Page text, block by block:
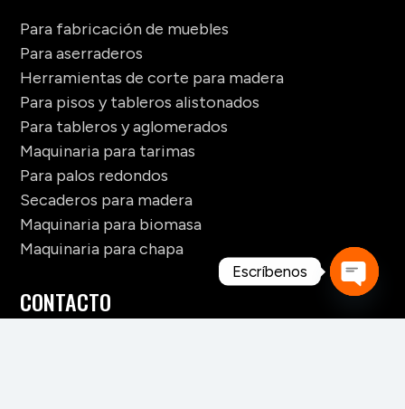
Para fabricación de muebles
Para aserraderos
Herramientas de corte para madera
Para pisos y tableros alistonados
Para tableros y aglomerados
Maquinaria para tarimas
Para palos redondos
Secaderos para madera
Maquinaria para biomasa
Maquinaria para chapa
CONTACTO
Escríbenos